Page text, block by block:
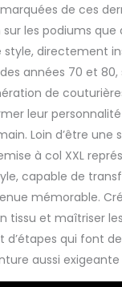
de ces
les podiums que
style, directement
années 70 et 80,
de
leur
Loin d’être une
à col XXL
capable de
mémorable.
tissu et maîtriser
qui font
aussi